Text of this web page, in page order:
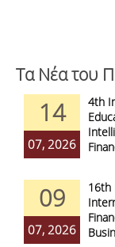
Τα Νέα του
14
07, 2026
4th
09
07, 2026
16th